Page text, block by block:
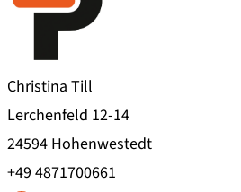
Christina Till
Lerchenfeld 12-14
24594 Hohenwestedt
+49 4871700661